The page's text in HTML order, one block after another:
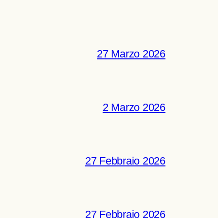
27 Marzo 2026
2 Marzo 2026
27 Febbraio 2026
27 Febbraio 2026